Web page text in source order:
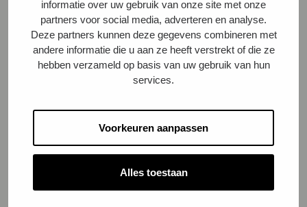
informatie over uw gebruik van onze site met onze
partners voor social media, adverteren en analyse.
Deze partners kunnen deze gegevens combineren met
andere informatie die u aan ze heeft verstrekt of die ze
hebben verzameld op basis van uw gebruik van hun
services.
Voorkeuren aanpassen
Alles toestaan
top 500 organisaties in Nederland en bevinden zich
door heel Nederland. CIMSOLUTIONS is hét ICT
bedrijf voor diensten en oplossingen van lange duur
en grote impact. Wij hebben geen standaard
oplossingen, maar leveren altijd maatwerk. Door
en innovatieve oplossingen maken wij het verschil
bij onze klanten. Learn, create and make it work!
Wat bieden we?
Werken bij CIMSOLUTIONS betekent werken bij